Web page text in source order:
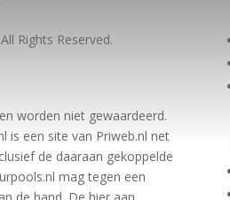
Rights Reserved.
worden niet gewaardeerd.
is een site van Priweb.nl net
de daaraan gekoppelde
mag tegen een
de hand. De hier aan